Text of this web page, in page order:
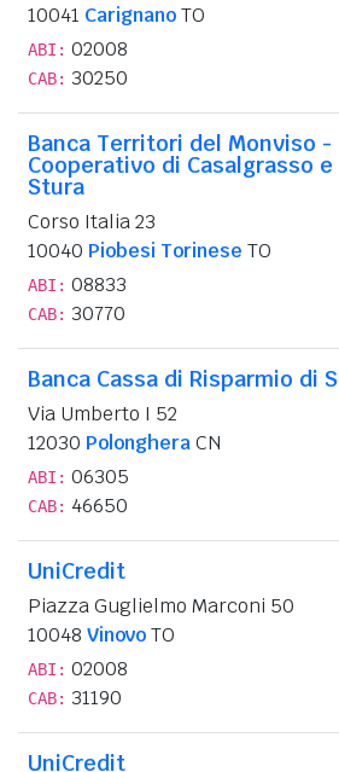
10041 CarignanoTO
ABI: 02008
CAB: 30250
Banca Territori del Monviso -
Cooperativo di Casalgrasso
Stura
Corso Italia 23
10040 Piobesi Torinese TO
ABI: 08833
CAB: 30770
Banca Cassa di Risparmio di
Via Umberto I 52
12030 PolongheraCN
ABI: 06305
CAB: 46650
UniCredit
Piazza Guglielmo Marconi 50
10048 VinovoTO
ABI: 02008
CAB: 31190
UniCredit